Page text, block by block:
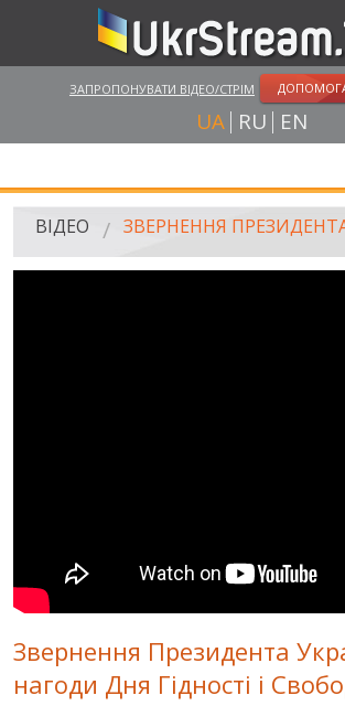
ЗАПРОПОНУВАТИ ВІДЕО/СТРІМ
UA RU EN
ГОЛОВНА
ПУБЛІЧНІ ЛЮДИ
РОСІЙСЬКО-УКРАЇНСЬКА ВІЙНА
"WINTER ON FIRE"
ХРОНОЛОГІЯ ЄВРОМАЙДАНУ
ВІДЕО
Звернення Президента
нагоди Дня Гідності і